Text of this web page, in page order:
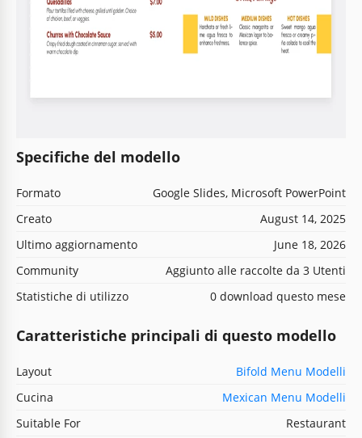
Specifiche del modello
Formato
Google Slides, Microsoft PowerPoint
Creato
August 14, 2025
Ultimo aggiornamento
June 18, 2026
Community
Aggiunto alle raccolte da 3 Utenti
Statistiche di utilizzo
0 download questo mese
Caratteristiche principali di questo modello
Layout
Bifold Menu Modelli
Cucina
Mexican Menu Modelli
Suitable For
Restaurant